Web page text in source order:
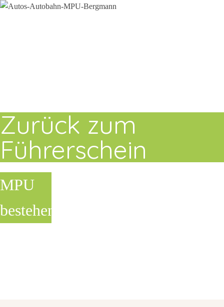
Zurück zum
Führerschein
MPU
bestehen